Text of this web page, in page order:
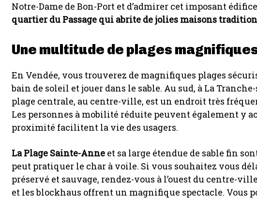
Notre-Dame de Bon-Port et d’admirer cet imposant
quartier du Passage qui abrite de jolies maisons
Une multitude de plages
En Vendée, vous trouverez de magnifiques plages
bain de soleil et jouer dans le sable. Au sud, à La
plage centrale, au centre-ville, est un endroit très
Les personnes à mobilité réduite peuvent également y
proximité facilitent la vie des usagers.
La Plage Sainte-Anne et sa large étendue de sable fin
peut pratiquer le char à voile. Si vous souhaitez vous
préservé et sauvage, rendez-vous à l’ouest du centre-
et les blockhaus offrent un magnifique spectacle. Vous